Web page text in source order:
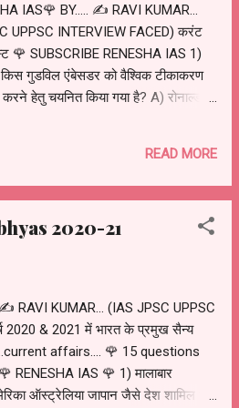
IAS🌹 BY..... ✍️ RAVI KUMAR...
UPPSC INTERVIEW FACED) करंट
🌹 SUBSCRIBE RENESHA IAS 1)
गुडविल एंबेसडर को वैश्विक टीकाकरण
हेतु चयनित किया गया है? A) रोनाल्डो
प्रदेश B) जम्मू कश्मीर C) उत्तराखंड D)
वेटलिफ्टिंग चैंपियनशिप 2021 कहां
C) किल्से पोलंड D) ग्वाटेमाला मध्य अमेरिका
रक्षा हेतु ब्लू नेचर अलायंस की घोषणा की गई
के लिए महत्वपूर्ण ) निम्न कथनों पर विचार
के दायरे में विश्व के समुद्र के क्षेत्रफल
18 मिलियन स्क्वायर क्षेत्रफल शामिल होंगे.
अंटार्कटिका फिजी कनाडा और पलाऊ
READ MORE
2020-21
RAVI KUMAR... (IAS JPSC UPPSC
2020 & 2021 में भारत के प्रमुख सैन्य
affairs.... 🌹 15 questions
RENESHA IAS 🌹 1) मालाबार
ऑस्ट्रेलिया जापान जैसे देश शामिल है.